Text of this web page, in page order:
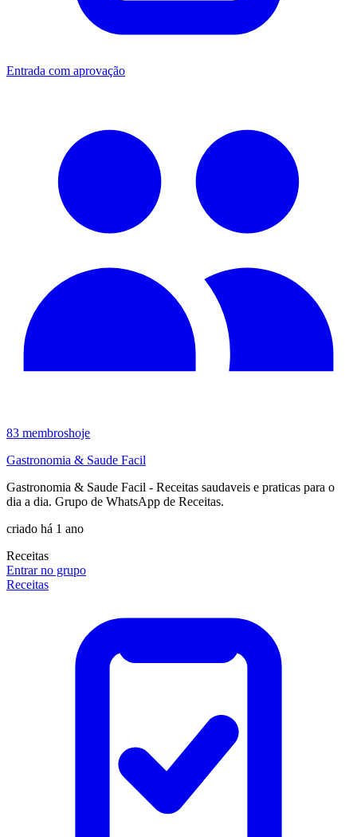
Entrada com aprovação
83 membroshoje
Gastronomia & Saude Facil
Gastronomia & Saude Facil - Receitas saudaveis e praticas para o
dia a dia. Grupo de WhatsApp de Receitas.
criado há 1 ano
Receitas
Entrar no grupo
Receitas